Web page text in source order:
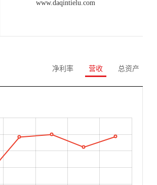
www.daqintielu.com
净利率 营收 总资产